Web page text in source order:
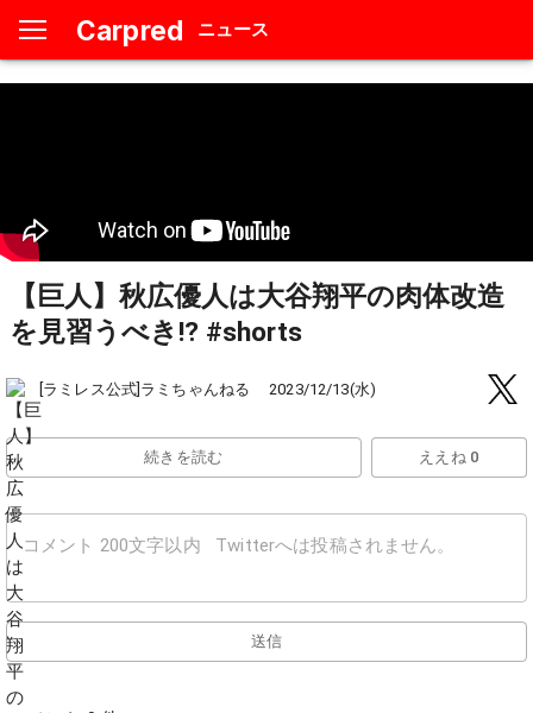
Carpred ニュース
【巨人】秋広優人は大谷翔平の肉体改造
を見習うべき⁉︎ #shorts
[ラミレス公式]ラミちゃんねる 2023/12/13(水)
続きを読む ええね 0
送信